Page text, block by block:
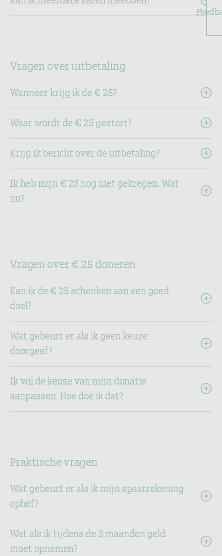
Vragen over uitbetaling
Wanneer krijg ik de € 25?
Waar wordt de € 25 gestort?
Krijg ik bericht over de uitbetaling?
Ik heb mijn € 25 nog niet gekregen. Wat
nu?
Vragen over € 25 doneren
Kan ik de € 25 schenken aan een goed
doel?
Wat gebeurt er als ik geen keuze
doorgeef?
Ik wil de keuze van mijn donatie
aanpassen. Hoe doe ik dat?
Praktische vragen
Wat gebeurt er als ik mijn spaarrekening
ophef?
Wat als ik tijdens de 3 maanden geld
moet opnemen?